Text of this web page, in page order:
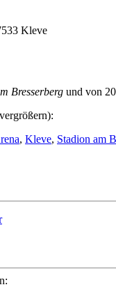
Kleve
Bresserberg und von
, Kleve, Stadion am